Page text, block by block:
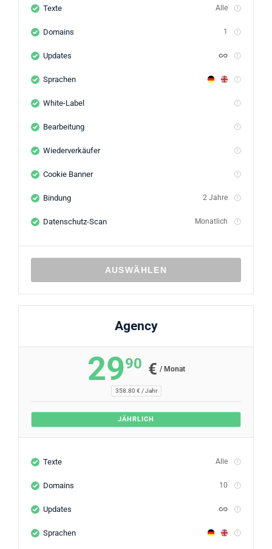
Texte Alle
Domains 1
Updates
Sprachen
White-Label
Bearbeitung
Wiederverkäufer
Cookie Banner
Bindung 2 Jahre
Datenschutz-Scan Monatlich
AUSWÄHLEN
Agency
2990 € / Monat
358.80 € / Jahr
JÄHRLICH
Texte Alle
Domains 10
Updates
Sprachen